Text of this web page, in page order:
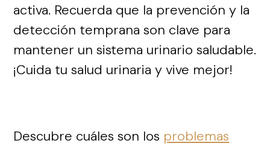
activa. Recuerda que la prevención y la
detección temprana son clave para
mantener un sistema urinario saludable.
¡Cuida tu salud urinaria y vive mejor!
Descubre cuáles son los problemas